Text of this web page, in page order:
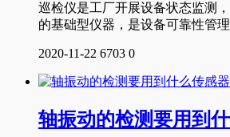
巡检仪是工厂开展设备状态监测
的基础型仪器，是设备可靠性管
2020-11-22 6703 0
轴振动的检测要用到